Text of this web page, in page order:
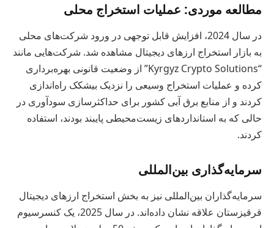
مطالعه موردی: عملیات استخراج محلی
در سال 2024، افزایش قابل توجهی در ورود شرکت‌های محلی
به بازار استخراج ارزهای دیجیتال مشاهده شد. شرکت‌هایی مانند
“Kyrgyz Crypto Solutions” از وضعیت قانونی بهره‌برداری
کرده و عملیات استخراج وسیعی را نزدیک بیشکک راه‌اندازی
کردند و از منابع برق آبی کشور برای حداکثرسازی سودآوری در
حالی که به استانداردهای زیست‌محیطی پایبند بودند، استفاده
کردند.
سرمایه‌گذاری بین‌المللی
سرمایه‌گذاران بین‌المللی نیز به بخش استخراج ارزهای دیجیتال
قرقیزستان علاقه نشان داده‌اند. در سال 2025، یک کنسرسیوم